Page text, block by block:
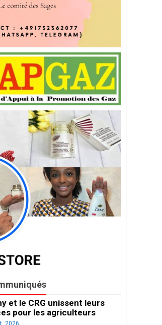
et le CRG unissent leurs
pour les agriculteurs